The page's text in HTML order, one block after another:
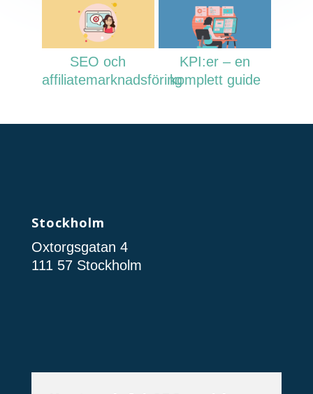
SEO och
affiliatemarknadsföring
KPI:er – en
komplett guide
Stockholm
Oxtorgsgatan 4
111 57 Stockholm